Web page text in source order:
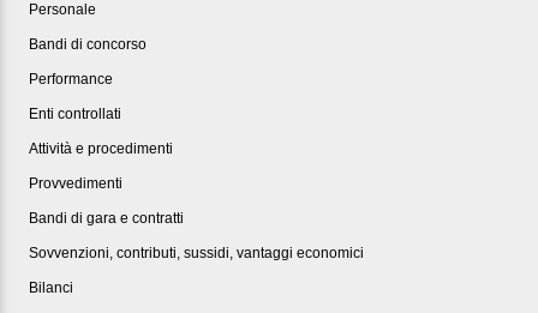
Personale
Bandi di concorso
Performance
Enti controllati
Attività e procedimenti
Provvedimenti
Bandi di gara e contratti
Sovvenzioni, contributi, sussidi, vantaggi economici
Bilanci